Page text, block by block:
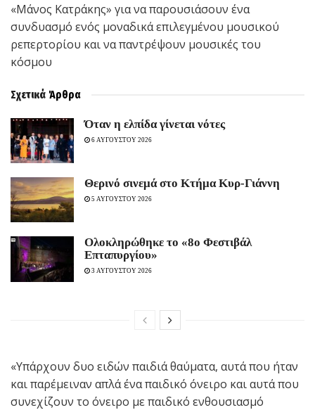
«Μάνος Κατράκης» για να παρουσιάσουν ένα
συνδυασμό ενός μοναδικά επιλεγμένου μουσικού
ρεπερτορίου και να παντρέψουν μουσικές του
κόσμου
Σχετικά Άρθρα
Όταν η ελπίδα γίνεται νότες
6 ΑΥΓΟΥΣΤΟΥ 2026
Θερινό σινεμά στο Κτήμα Κυρ-Γιάννη
5 ΑΥΓΟΥΣΤΟΥ 2026
Ολοκληρώθηκε το «8ο Φεστιβάλ
Επταπυργίου»
3 ΑΥΓΟΥΣΤΟΥ 2026
«Υπάρχουν δυο ειδών παιδιά θαύματα, αυτά που ήταν
και παρέμειναν απλά ένα παιδικό όνειρο και αυτά που
συνεχίζουν το όνειρο με παιδικό ενθουσιασμό